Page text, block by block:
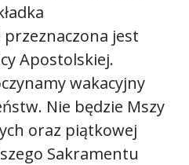
jest
Apostolskiej.
wakacyjny
Nie będzie Mszy
oraz piątkowej
Sakramentu